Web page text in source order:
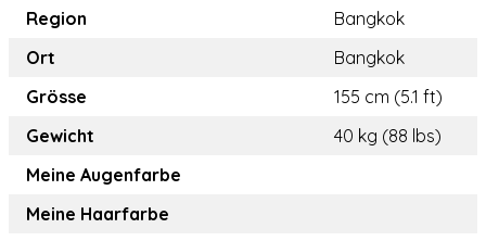
Region
Bangkok
Ort
Bangkok
Grösse
155 cm (5.1 ft)
Gewicht
40 kg (88 lbs)
Meine Augenfarbe
Meine Haarfarbe